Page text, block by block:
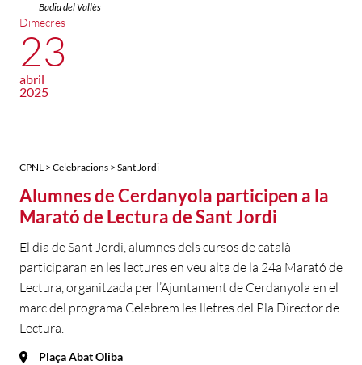
Badia del Vallès
Dimecres
23
abril
2025
CPNL > Celebracions > Sant Jordi
Alumnes de Cerdanyola participen a la
Marató de Lectura de Sant Jordi
El dia de Sant Jordi, alumnes dels cursos de català
participaran en les lectures en veu alta de la 24a Marató de
Lectura, organitzada per l’Ajuntament de Cerdanyola en el
marc del programa Celebrem les lletres del Pla Director de
Lectura.
Plaça Abat Oliba